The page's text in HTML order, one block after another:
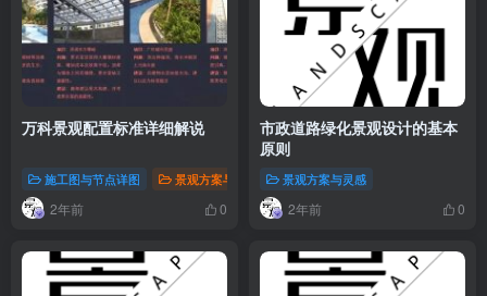
万科景观配置标准详细解说
施工图与节点详图 景观方案与灵感
2年前 0
市政道路绿化景观设计的基本
原则
景观方案与灵感
2年前 0